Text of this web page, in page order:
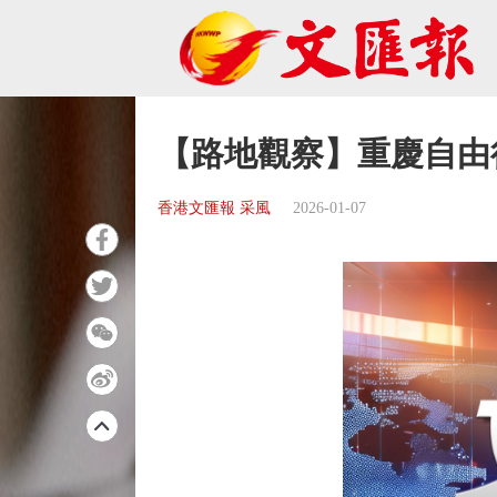
【路地觀察】重慶自
香港文匯報 采風 2026-01-07